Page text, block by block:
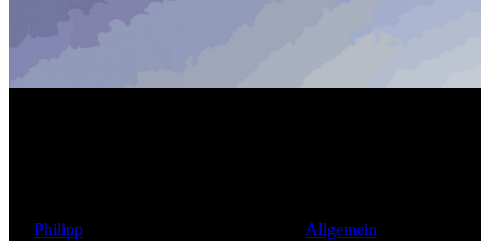
Philipp
Allgemein